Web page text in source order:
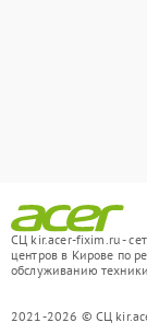
СЦ kir.acer-fixim.ru -
центров в Кирове по
обслуживанию
2021-2026 © СЦ